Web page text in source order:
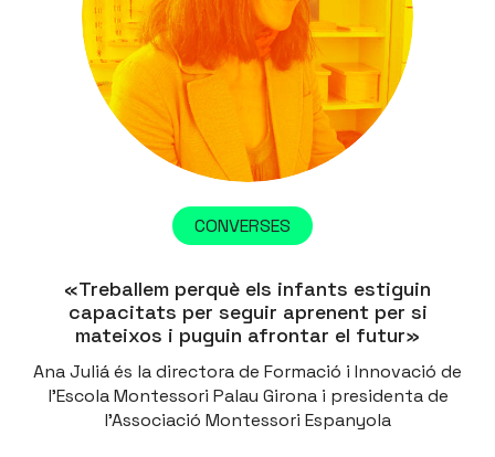
CONVERSES
«Treballem perquè els infants estiguin
capacitats per seguir aprenent per si
mateixos i puguin afrontar el futur»
Ana Juliá és la directora de Formació i Innovació de
l’Escola Montessori Palau Girona i presidenta de
l’Associació Montessori Espanyola